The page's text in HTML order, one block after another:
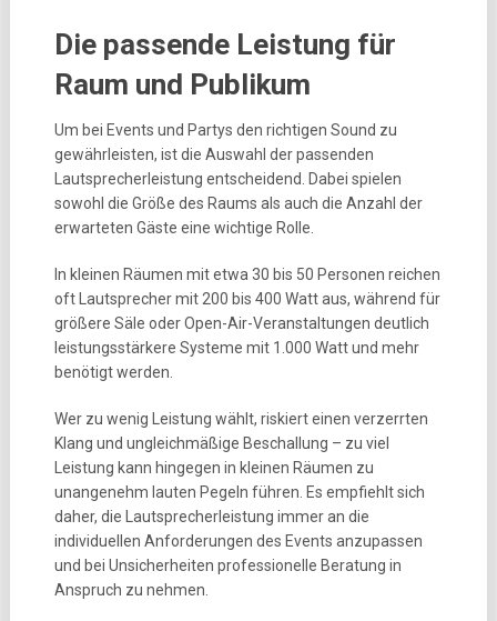
Die passende Leistung für
Raum und Publikum
Um bei Events und Partys den richtigen Sound zu
gewährleisten, ist die Auswahl der passenden
Lautsprecherleistung entscheidend. Dabei spielen
sowohl die Größe des Raums als auch die Anzahl der
erwarteten Gäste eine wichtige Rolle.
In kleinen Räumen mit etwa 30 bis 50 Personen reichen
oft Lautsprecher mit 200 bis 400 Watt aus, während für
größere Säle oder Open-Air-Veranstaltungen deutlich
leistungsstärkere Systeme mit 1.000 Watt und mehr
benötigt werden.
Wer zu wenig Leistung wählt, riskiert einen verzerrten
Klang und ungleichmäßige Beschallung – zu viel
Leistung kann hingegen in kleinen Räumen zu
unangenehm lauten Pegeln führen. Es empfiehlt sich
daher, die Lautsprecherleistung immer an die
individuellen Anforderungen des Events anzupassen
und bei Unsicherheiten professionelle Beratung in
Anspruch zu nehmen.